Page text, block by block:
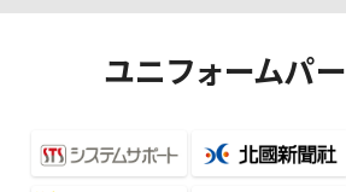
ユニフォームパ